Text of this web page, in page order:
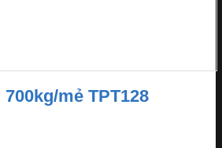
mẻ TPT128